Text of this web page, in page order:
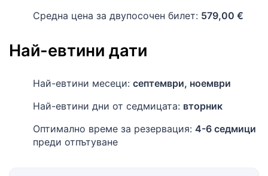
Средна цена за двупосочен билет: 579,00 €
Най-евтини дати
Най-евтини месеци: септември, ноември
Най-евтини дни от седмицата: вторник
Оптимално време за резервация: 4-6 седмици
преди отпътуване